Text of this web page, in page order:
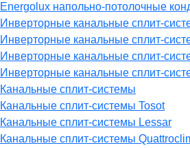
Energolux напольно-потолочные
Инверторные канальные сплит-
Инверторные канальные сплит-
Инверторные канальные сплит-
Инверторные канальные сплит-
Канальные сплит-системы
Канальные сплит-системы Tosot
Канальные сплит-системы Lessar
Канальные сплит-системы